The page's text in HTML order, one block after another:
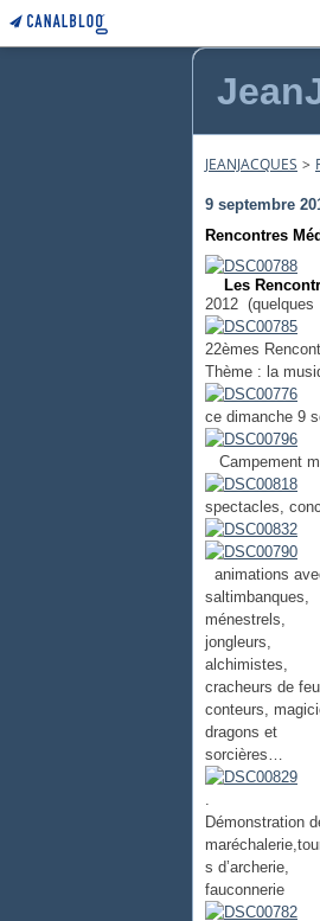
JEANJACQUES >
9 septembre
Rencontres
Les
2012
22èmes
Thème : la
ce dimanche 9
Campement
spectacles,
animations
saltimbanques,
ménestrels,
jongleurs,
alchimistes,
cracheurs de
conteurs,
dragons et
sorcières…
.
Démonstration
s d’archerie,
fauconnerie